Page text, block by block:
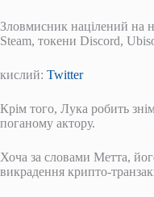
Зловмисник націлений на
Steam, токени Discord,
кислий: Twitter
Крім того, Лука робить
поганому актору.
Хоча за словами Метта,
викрадення крипто-